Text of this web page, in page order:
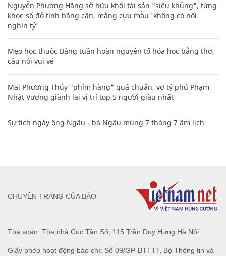
Nguyễn Phương Hằng sở hữu khối tài sản "siêu khủng", từng
khoe sổ đỏ tính bằng cân, mắng cựu mẫu 'không có nổi
nghìn tỷ'
Mẹo học thuộc Bảng tuần hoàn nguyên tố hóa học bằng thơ,
câu nói vui vẻ
Mai Phương Thúy "phím hàng" quá chuẩn, vợ tỷ phú Phạm
Nhật Vượng giành lại vị trí top 5 người giàu nhất
Sự tích ngày ông Ngâu - bà Ngâu mùng 7 tháng 7 âm lịch
Tòa soạn: Tòa nhà Cục Tần Số, 115 Trần Duy Hưng Hà Nội
Giấy phép hoạt động báo chí: Số 09/GP-BTTTT, Bộ Thông tin và
CHUYÊN TRANG CỦA BÁO